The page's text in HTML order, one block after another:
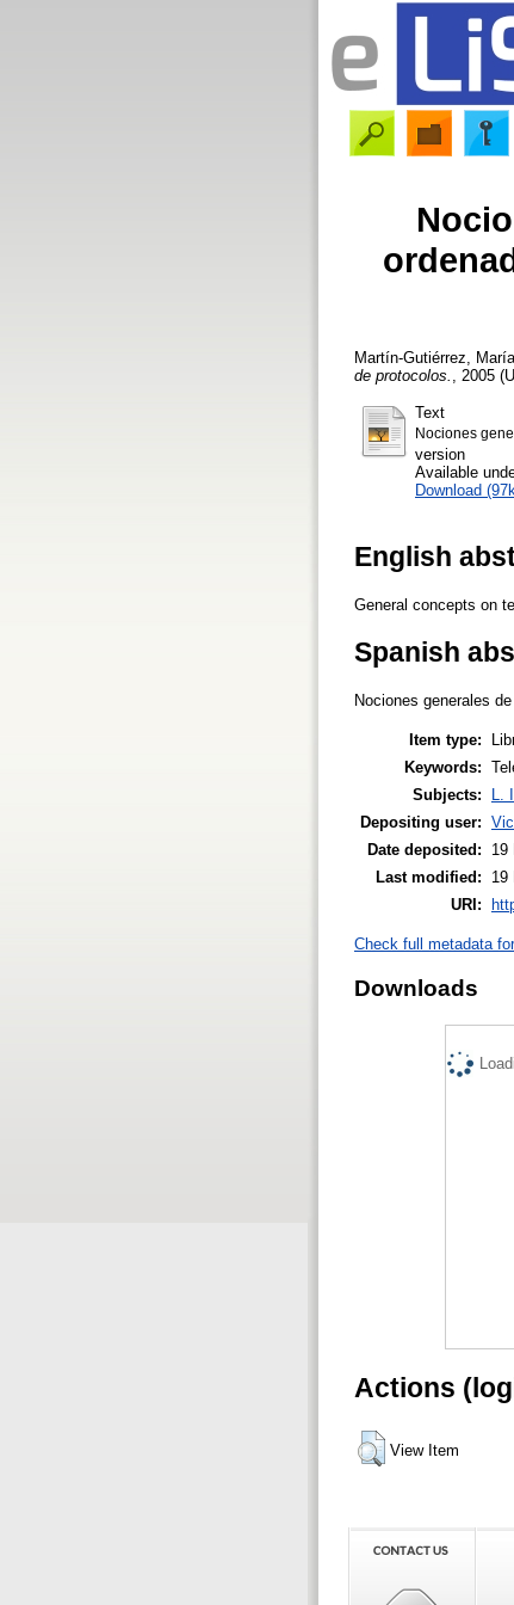
Martín-Gutiérrez,
de protocolos.
, 2005
Text
Nociones
version
Available
Download
English
General concepts on
Spanish
Nociones generales
Item type:
Keywords:
Subjects:
Depositing user:
Date deposited:
19
Last modified:
19
URI:
Check full metadata
Downloads
Actions
View Item